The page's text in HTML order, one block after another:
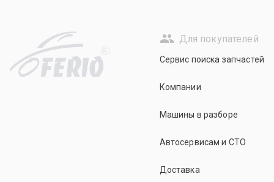
R
Для покупателей
Сервис поиска запчастей
Компании
Машины в разборе
Автосервисам и СТО
Доставка